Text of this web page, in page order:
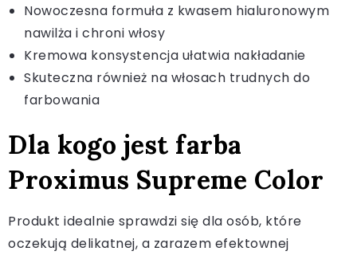
Nowoczesna formuła z kwasem hialuronowym
nawilża i chroni włosy
Kremowa konsystencja ułatwia nakładanie
Skuteczna również na włosach trudnych do
farbowania
Dla kogo jest farba
Proximus Supreme Color
Produkt idealnie sprawdzi się dla osób, które
oczekują delikatnej, a zarazem efektownej